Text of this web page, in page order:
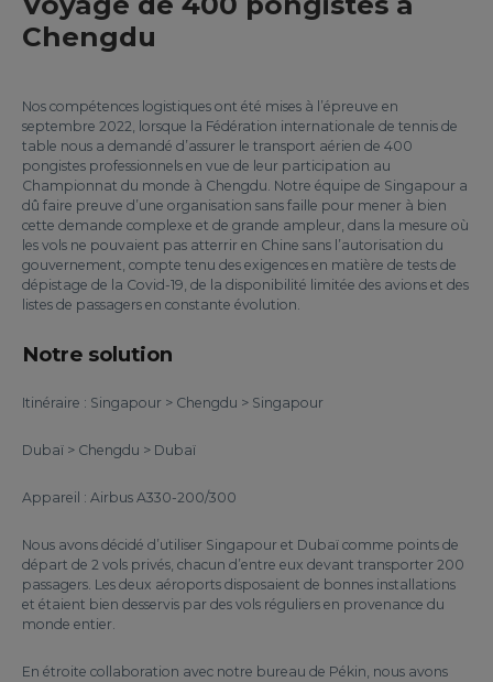
Chengdu
Nos compétences logistiques ont été mises à l’épreuve en
septembre 2022, lorsque la Fédération internationale de tennis de
table nous a demandé d’assurer le transport aérien de 400
pongistes professionnels en vue de leur participation au
Championnat du monde à Chengdu. Notre équipe de Singapour a
dû faire preuve d’une organisation sans faille pour mener à bien
cette demande complexe et de grande ampleur, dans la mesure où
les vols ne pouvaient pas atterrir en Chine sans l’autorisation du
gouvernement, compte tenu des exigences en matière de tests de
dépistage de la Covid-19, de la disponibilité limitée des avions et des
listes de passagers en constante évolution.
Notre solution
Itinéraire : Singapour > Chengdu > Singapour
Dubaï > Chengdu > Dubaï
Appareil : Airbus A330-200/300
Nous avons décidé d’utiliser Singapour et Dubaï comme points de
départ de 2 vols privés, chacun d’entre eux devant transporter 200
passagers. Les deux aéroports disposaient de bonnes installations
et étaient bien desservis par des vols réguliers en provenance du
monde entier.
En étroite collaboration avec notre bureau de Pékin, nous avons